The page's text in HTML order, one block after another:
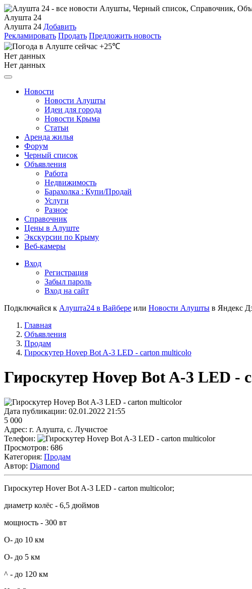
Алушта 24
Алушта 24 Добавить
Рекламировать Продать Предложить новость
+25℃
Нет данных
Нет данных
Новости
Новости Алушты
Идеи для города
Новости Крыма
Статьи
Аренда жилья
Форум
Черный список
Объявления
Работа
Недвижимость
Барахолка : Купи/Продай
Услуги
Разное
Справочник
Цены в Алуште
Экскурсии по Крыму
Веб-камеры
Вход
Регистрация
Забыл пароль
Вход на сайт
Подключайся к Алушта24 в Вайбере или Новости Алушты в Яндекс
Главная
Объявления
Продам
Гироскутер Hovep Bot A-3 LED - carton multicolo
Гироскутер Hovep Bot A-3 LED -
Дата публикации: 02.01.2022 21:55
5 000
Адрес: г. Алушта, с. Лучистое
Телефон:
Просмотров: 686
Категория: Продам
Автор: Diamond
Гироскутер Hover Bot A-3 LED - carton multicolor;
диаметр колёс - 6,5 дюймов
мощность - 300 вт
О- до 10 км
О- до 5 км
^ - до 120 км